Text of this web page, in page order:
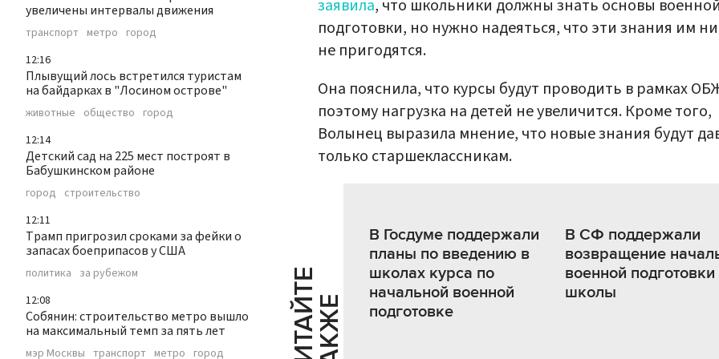
увеличены интервалы движения
транспорт метро город
12:16
Плывущий лось встретился туристам
на байдарках в "Лосином острове"
животные общество город
12:14
Детский сад на 225 мест построят в
Бабушкинском районе
город строительство
12:11
Трамп пригрозил сроками за фейки о
запасах боеприпасов у США
политика за рубежом
12:08
Собянин: строительство метро вышло
на максимальный темп за пять лет
мэр Москвы транспорт метро город
заявила, что школьники должны знать основы военной
подготовки, но нужно надеяться, что эти знания им
не пригодятся.
Она пояснила, что курсы будут проводить в рамках
поэтому нагрузка на детей не увеличится. Кроме того,
Волынец выразила мнение, что новые знания будут
только старшеклассникам.
Ч
И
Т
АЙ
Т
Е
Т
А
К
ЖЕ
В Госдуме поддержали
планы по введению в
школах курса по
начальной военной
подготовке
В СФ поддержали
возвращение
военной подготовки
школы